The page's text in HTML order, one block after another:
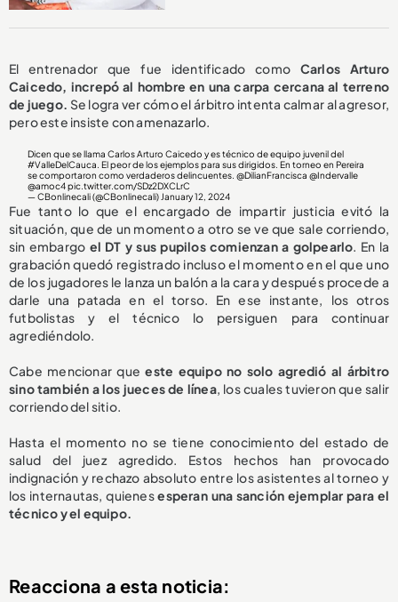
El entrenador que fue identificado comoCarlos Arturo
Caicedo, increpó al hombre en una carpa cercana al terreno
de juego. Se logra ver cómo el árbitro intenta calmar al agresor,
pero este insiste con amenazarlo.
Dicen que se llama Carlos Arturo Caicedo y es técnico de equipo juvenil del
#ValleDelCauca . El peor de los ejemplos para sus dirigidos. En torneo en Pereira
se comportaron como verdaderos delincuentes.@DilianFrancisca @Indervalle
@amoc4 pic.twitter.com/SDz2DXCLrC
— CBonlinecali (@CBonlinecali) January 12, 2024
Fue tanto lo que el encargado de impartir justicia evitó la
situación, que de un momento a otro se ve que sale corriendo,
sin embargo el DT y sus pupilos comienzan a golpearlo. En la
grabación quedó registrado incluso el momento en el que uno
de los jugadores le lanza un balón a la cara y después procede a
darle una patada en el torso. En ese instante, los otros
futbolistas y el técnico lo persiguen para continuar
agrediéndolo.
Cabe mencionar que este equipo no solo agredió al árbitro
sino también a los jueces de línea, los cuales tuvieron que salir
corriendo del sitio.
Hasta el momento no se tiene conocimiento del estado de
salud del juez agredido. Estos hechos han provocado
indignación y rechazo absoluto entre los asistentes al torneo y
los internautas, quienesesperan una sanción ejemplar para el
técnico y el equipo.
Reacciona a esta noticia: